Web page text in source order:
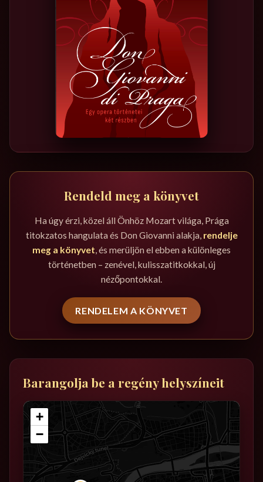
Rendeld meg a könyvet
Ha úgy érzi, közel áll Önhöz Mozart világa, Prága
titokzatos hangulata és Don Giovanni alakja, rendelje
meg a könyvet, és merüljön el ebben a különleges
történetben – zenével, kulisszatitkokkal, új
nézőpontokkal.
RENDELEM A KÖNYVET
Barangolja be a regény helyszíneit
+
−